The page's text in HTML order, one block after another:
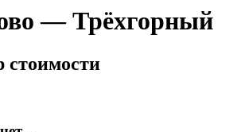
— Трёхгорный
стоимости